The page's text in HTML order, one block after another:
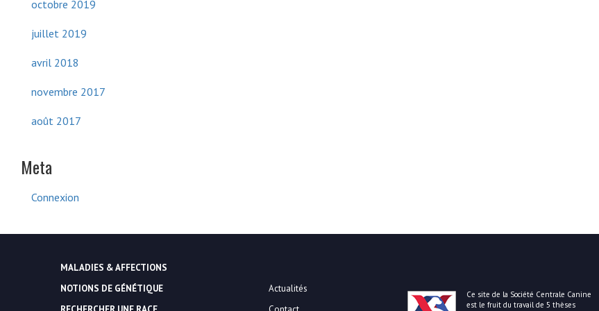
octobre 2019
juillet 2019
avril 2018
novembre 2017
août 2017
Meta
Connexion
MALADIES & AFFECTIONS
NOTIONS DE GÉNÉTIQUE
Actualités
Ce site de la Société Centrale Canine
est le fruit du travail de 5 thèses